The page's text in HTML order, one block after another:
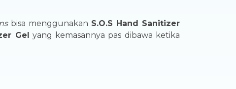
bisa menggunakan S.O.S Hand Sanitizer
Gel yang kemasannya pas dibawa ketika